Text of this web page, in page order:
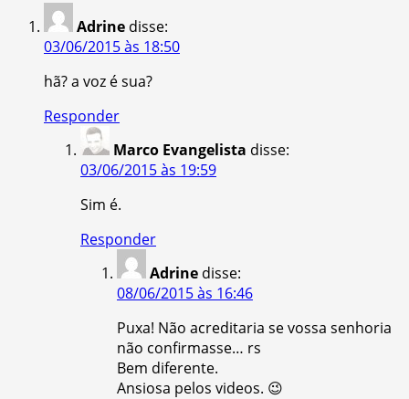
Adrine disse:
03/06/2015 às 18:50
hã? a voz é sua?
Responder
Marco Evangelista disse:
03/06/2015 às 19:59
Sim é.
Responder
Adrine disse:
08/06/2015 às 16:46
Puxa! Não acreditaria se vossa senhoria
não confirmasse… rs
Bem diferente.
Ansiosa pelos videos. 😉